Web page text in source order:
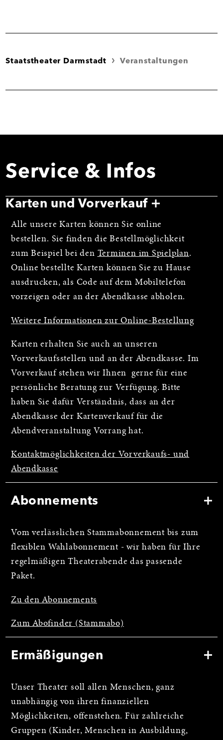
Staatstheater Darmstadt Veranstaltungen
Service & Infos
Karten und Vorverkauf
Alle unsere Karten können Sie online
bestellen. Sie finden die Bestellmöglichkeit
zum Beispiel bei den Terminen im Spielplan.
Online bestellte Karten können Sie zu Hause
ausdrucken, als Code auf dem Mobiltelefon
vorzeigen oder an der Abendkasse abholen.
Weitere Informationen zur Online-Bestellung
Karten erhalten Sie auch an unseren
Vorverkaufsstellen und an der Abendkasse. Im
Vorverkauf stehen wir Ihnen gerne für eine
persönliche Beratung zur Verfügung. Bitte
haben Sie dafür Verständnis, dass an der
Abendkasse der Kartenverkauf für die
Abendveranstaltung Vorrang hat.
Kontaktmöglichkeiten der Vorverkaufs- und
Abendkasse
Abonnements
Vom verlässlichen Stammabonnement bis zum
flexiblen Wahlabonnement - wir haben für Ihre
regelmäßigen Theaterabende das passende
Paket.
Zu den Abonnements
Zum Abofinder (Stammabo)
Ermäßigungen
Unser Theater soll allen Menschen, ganz
unabhängig von ihren finanziellen
Möglichkeiten, offenstehen. Für zahlreiche
Gruppen (Kinder, Menschen in Ausbildung,